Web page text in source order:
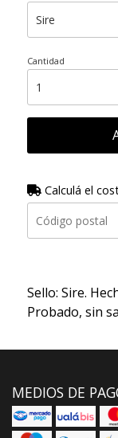
Cantidad
Calculá el
Sello: Sire.
Probado, sin
MEDIOS DE